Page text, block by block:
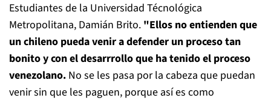
Estudiantes de la Universidad Técnológica
Metropolitana, Damián Brito. "Ellos no entienden que
un chileno pueda venir a defender un proceso tan
bonito y con el desarrrollo que ha tenido el proceso
venezolano. No se les pasa por la cabeza que puedan
venir sin que les paguen, porque así es como